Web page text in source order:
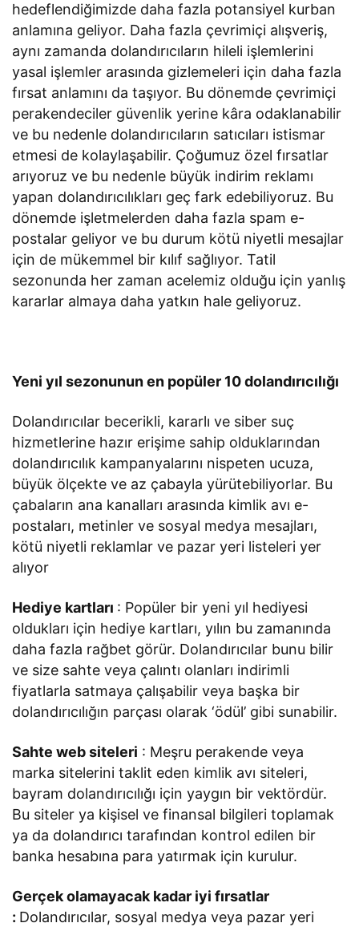
hedeflendiğimizde daha fazla potansiyel kurban
anlamına geliyor. Daha fazla çevrimiçi alışveriş,
aynı zamanda dolandırıcıların hileli işlemlerini
yasal işlemler arasında gizlemeleri için daha fazla
fırsat anlamını da taşıyor. Bu dönemde çevrimiçi
perakendeciler güvenlik yerine kâra odaklanabilir
ve bu nedenle dolandırıcıların satıcıları istismar
etmesi de kolaylaşabilir. Çoğumuz özel fırsatlar
arıyoruz ve bu nedenle büyük indirim reklamı
yapan dolandırıcılıkları geç fark edebiliyoruz. Bu
dönemde işletmelerden daha fazla spam e-
postalar geliyor ve bu durum kötü niyetli mesajlar
için de mükemmel bir kılıf sağlıyor. Tatil
sezonunda her zaman acelemiz olduğu için yanlış
kararlar almaya daha yatkın hale geliyoruz.
Yeni yıl sezonunun en popüler 10 dolandırıcılığı
Dolandırıcılar becerikli, kararlı ve siber suç
hizmetlerine hazır erişime sahip olduklarından
dolandırıcılık kampanyalarını nispeten ucuza,
büyük ölçekte ve az çabayla yürütebiliyorlar. Bu
çabaların ana kanalları arasında kimlik avı e-
postaları, metinler ve sosyal medya mesajları,
kötü niyetli reklamlar ve pazar yeri listeleri yer
alıyor
Hediye kartları : Popüler bir yeni yıl hediyesi
oldukları için hediye kartları, yılın bu zamanında
daha fazla rağbet görür. Dolandırıcılar bunu bilir
ve size sahte veya çalıntı olanları indirimli
fiyatlarla satmaya çalışabilir veya başka bir
dolandırıcılığın parçası olarak ‘ödül’ gibi sunabilir.
Sahte web siteleri : Meşru perakende veya
marka sitelerini taklit eden kimlik avı siteleri,
bayram dolandırıcılığı için yaygın bir vektördür.
Bu siteler ya kişisel ve finansal bilgileri toplamak
ya da dolandırıcı tarafından kontrol edilen bir
banka hesabına para yatırmak için kurulur.
Gerçek olamayacak kadar iyi fırsatlar
: Dolandırıcılar, sosyal medya veya pazar yeri